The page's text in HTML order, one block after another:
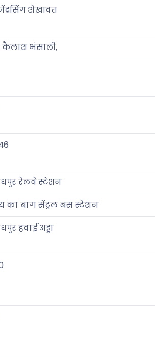
शेखावत
कैलाश भंसाली,
रेलवे स्टेशन
का बाग सेंट्रल बस स्टेशन
हवाई अड्डा